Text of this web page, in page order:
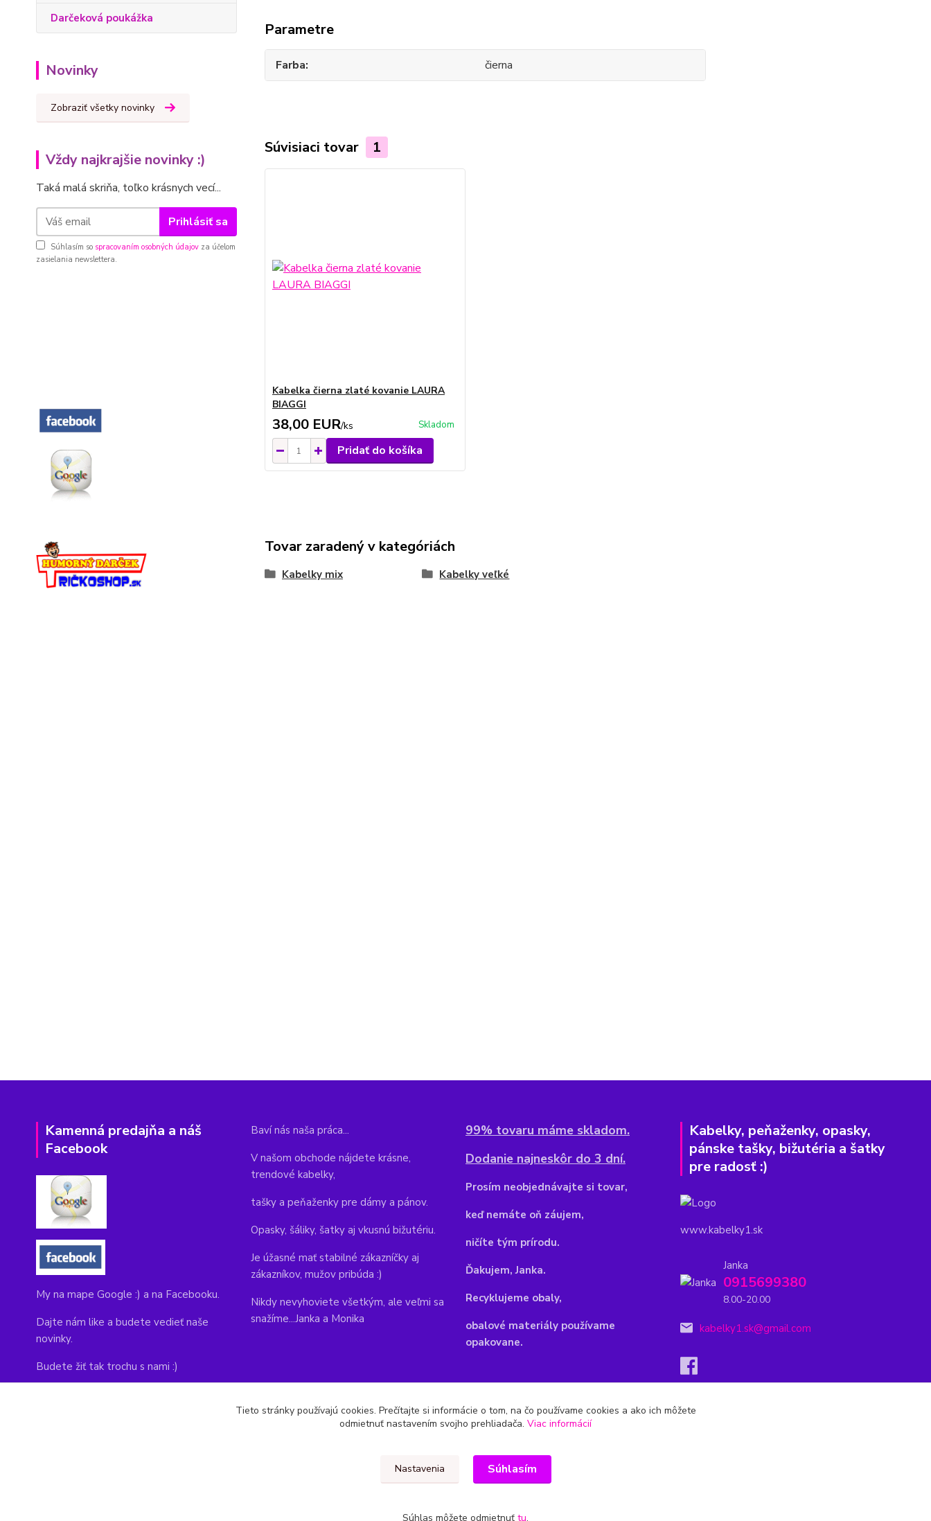
Darčeková poukážka
Novinky
Zobraziť všetky novinky
Vždy najkrajšie novinky :)
Taká malá skriňa, toľko krásnych vecí...
Prihlásiť sa
Súhlasím so spracovaním osobných údajov za účelom
zasielania newslettera.
Parametre
Farba čierna
Súvisiaci tovar 1
Kabelka čierna zlaté kovanie LAURA
BIAGGI
38,00 EUR/ks Skladom
Pridať do košíka
Tovar zaradený v kategóriách
Kabelky mix Kabelky veľké
Kamenná predajňa a náš
Facebook
My na mape Google :) a na Facebooku.
Dajte nám like a budete vedieť naše
novinky.
Budete žiť tak trochu s nami :)
Baví nás naša práca...
V našom obchode nájdete krásne,
trendové kabelky,
tašky a peňaženky pre dámy a pánov.
Opasky, šáliky, šatky aj vkusnú bižutériu.
Je úžasné mať stabilné zákazníčky aj
zákazníkov, mužov pribúda :)
Nikdy nevyhoviete všetkým, ale veľmi sa
snažíme...Janka a Monika
99% tovaru máme skladom.
Dodanie najneskôr do 3 dní.
Prosím neobjednávajte si tovar,
keď nemáte oň záujem,
ničíte tým prírodu.
Ďakujem, Janka.
Recyklujeme obaly,
obalové materiály používame
opakovane.
Kabelky, peňaženky, opasky,
pánske tašky, bižutéria a šatky
pre radosť :)
www.kabelky1.sk
Janka
0915699380
8.00-20.00
kabelky1.sk@gmail.com
Tieto stránky používajú cookies. Prečítajte si informácie o tom, na čo používame cookies a ako ich môžete
odmietnuť nastavením svojho prehliadača. Viac informácií
Nastavenia Súhlasím
Súhlas môžete odmietnuť tu.